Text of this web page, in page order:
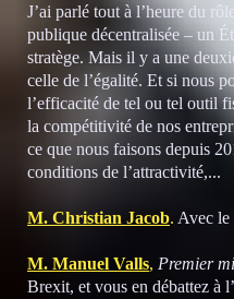
J’ai parlé tout à l’heure du
publique décentralisée – un
stratège. Mais il y a une
celle de l’égalité. Et si nous
l’efficacité de tel ou tel outil
la compétitivité de nos
ce que nous faisons depuis
conditions de l’attractivité,...
M. Christian Jacob. Avec le
M. Manuel Valls, Premier
Brexit, et vous en débattez à